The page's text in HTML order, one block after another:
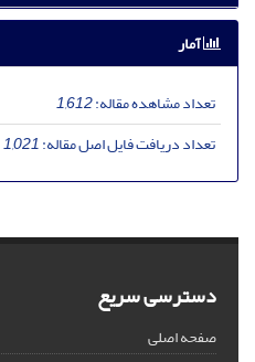
آمار
تعداد مشاهده مقاله:1,612
تعداد دریافت فایل اصل مقاله:1,021
دسترسی سریع
صفحه اصلی